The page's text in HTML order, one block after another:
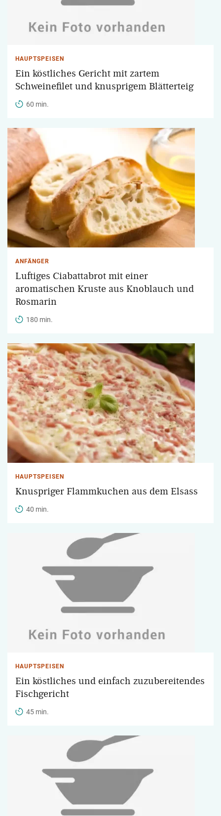
HAUPTSPEISEN
Ein köstliches Gericht mit zartem
Schweinefilet und knusprigem Blätterteig
60 min.
ANFÄNGER
Luftiges Ciabattabrot mit einer
aromatischen Kruste aus Knoblauch und
Rosmarin
180 min.
HAUPTSPEISEN
Knuspriger Flammkuchen aus dem Elsass
40 min.
HAUPTSPEISEN
Ein köstliches und einfach zuzubereitendes
Fischgericht
45 min.